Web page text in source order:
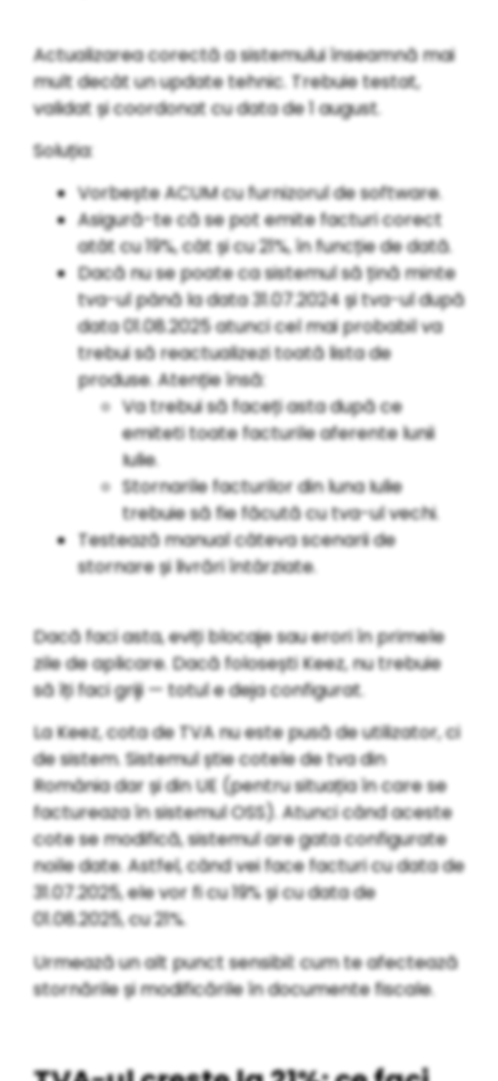
Actualizarea corectă a sistemului înseamnă mai
mult decât un update tehnic. Trebuie testat,
validat și coordonat cu data de 1 august.
Soluția:
Vorbește ACUM cu furnizorul de software.
Asigură-te că se pot emite facturi corect
atât cu 19%, cât și cu 21%, în funcție de dată.
Dacă nu se poate ca sistemul să țină minte
tva-ul până la data 31.07.2024 și tva-ul după
data 01.08.2025 atunci cel mai probabil va
trebui să reactualizezi toată lista de
produse. Atenție însă:
Va trebui să faceți asta după ce
emiteti toate facturile aferente lunii
Iulie.
Stornarile facturilor din luna Iulie
trebuie să fie făcută cu tva-ul vechi.
Testează manual câteva scenarii de
stornare și livrări întârziate.
Dacă faci asta, eviți blocaje sau erori în primele
zile de aplicare. Dacă folosești Keez, nu trebuie
să îți faci griji — totul e deja configurat.
La Keez, cota de TVA nu este pusă de utilizator, ci
de sistem. Sistemul știe cotele de tva din
România dar și din UE (pentru situația în care se
factureaza în sistemul OSS). Atunci când aceste
cote se modifică, sistemul are gata configurate
noile date. Astfel, când vei face facturi cu data de
31.07.2025, ele vor fi cu 19% și cu data de
01.08.2025, cu 21%.
Urmează un alt punct sensibil: cum te afectează
stornările și modificările în documente fiscale.